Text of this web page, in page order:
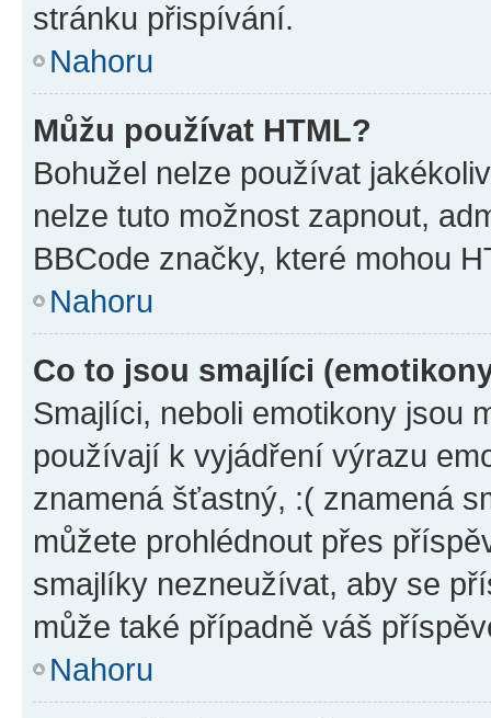
stránku přispívání.
Nahoru
Můžu používat HTML?
Bohužel nelze používat
nelze tuto možnost zapnout,
BBCode značky, které mohou
Nahoru
Co to jsou smajlíci
Smajlíci, neboli emotikony jsou
používají k vyjádření výrazu
znamená šťastný, :( znamená
můžete prohlédnout přes
smajlíky nezneužívat, aby se
může také případně váš
Nahoru